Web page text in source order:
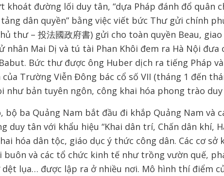
khoát đường lối duy tân, “dựa Pháp đánh đổ quân
dân quyền” bằng việc viết bức Thư gửi chính
thư – 投法國政府書) gửi cho toàn quyền Beau,
nhân Mai Dị và tú tài Phan Khôi đem ra Hà Nội đưa
Bức thư được ông Huber dịch ra tiếng Pháp
Trường Viễn Đông bác cổ số VII (tháng 1 đến
như bản tuyên ngôn, công khai hóa phong trào
bộ ba Quảng Nam bắt đầu đi khắp Quảng Nam và
duy tân với khẩu hiệu “Khai dân trí, Chấn dân khí,
hóa dân tộc, giáo dục ý thức công dân. Các cơ
buôn và các tổ chức kinh tế như trồng vườn quế,
lụa… được lập ra ở nhiều nơi. Mô hình thí điểm